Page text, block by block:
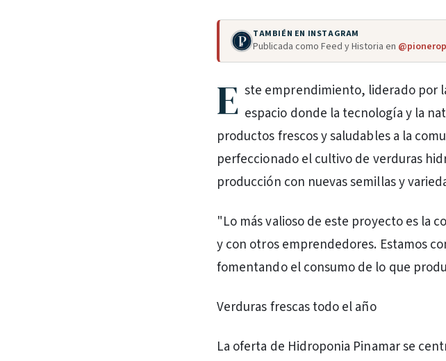
TAMBIÉN EN INSTAGRAM
Publicada como Feed y Historia en
E ste emprendimiento, liderado por
espacio donde la tecnología y la
productos frescos y saludables a la
perfeccionado el cultivo de verduras
producción con nuevas semillas y
"Lo más valioso de este proyecto es la
y con otros emprendedores. Estamos
fomentando el consumo de lo que
Verduras frescas todo el año
La oferta de Hidroponia Pinamar se